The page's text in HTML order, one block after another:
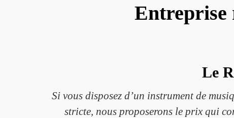
Entreprise
Le
Si vous disposez d’un instrument de
stricte, nous proposerons le prix qui